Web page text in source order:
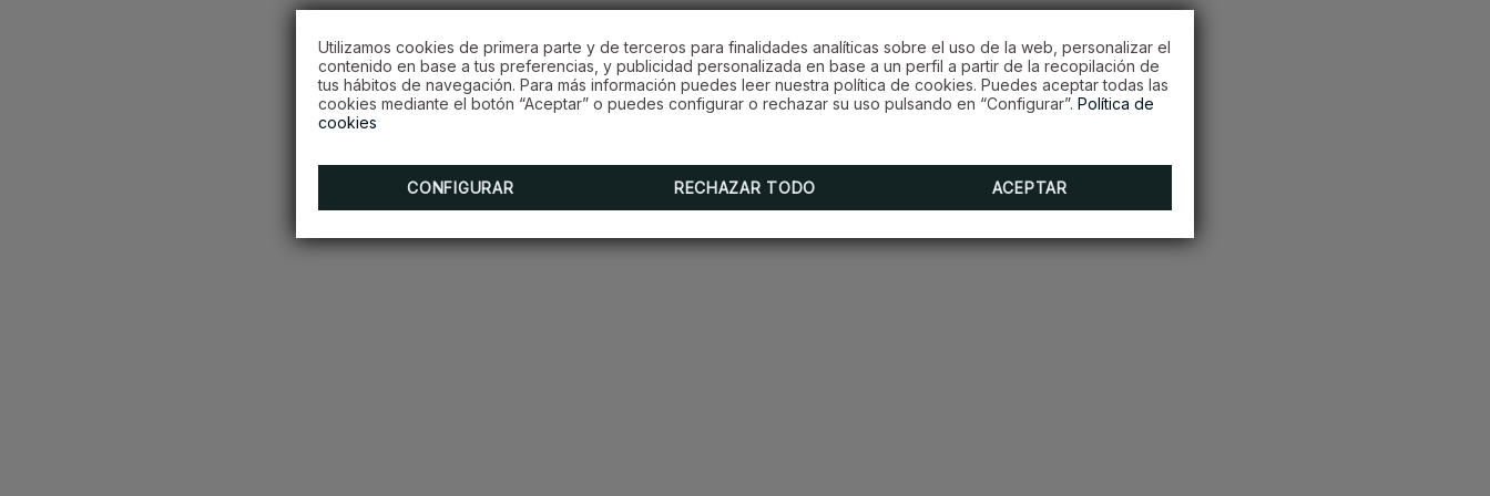
Utilizamos cookies de primera parte y de terceros para finalidades analíticas sobre el uso de la web, personalizar el
contenido en base a tus preferencias, y publicidad personalizada en base a un perfil a partir de la recopilación de
tus hábitos de navegación. Para más información puedes leer nuestra política de cookies. Puedes aceptar todas las
cookies mediante el botón “Aceptar” o puedes configurar o rechazar su uso pulsando en “Configurar”. Política de
cookies
CONFIGURAR RECHAZAR TODO ACEPTAR